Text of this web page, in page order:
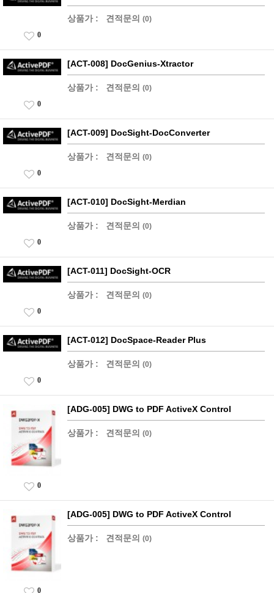
상품가 : 견적문의 (0)
0
[ACT-008] DocGenius-Xtractor
상품가 : 견적문의 (0)
0
[ACT-009] DocSight-DocConverter
상품가 : 견적문의 (0)
0
[ACT-010] DocSight-Merdian
상품가 : 견적문의 (0)
0
[ACT-011] DocSight-OCR
상품가 : 견적문의 (0)
0
[ACT-012] DocSpace-Reader Plus
상품가 : 견적문의 (0)
0
[ADG-005] DWG to PDF ActiveX Control
상품가 : 견적문의 (0)
0
[ADG-005] DWG to PDF ActiveX Control
상품가 : 견적문의 (0)
0